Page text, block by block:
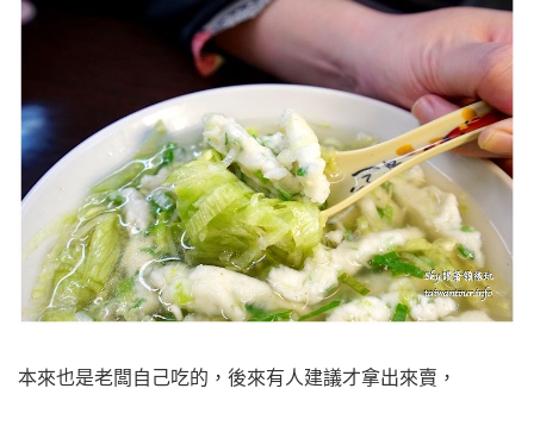
本來也是老闆自己吃的，後來有人建議才拿出來賣，